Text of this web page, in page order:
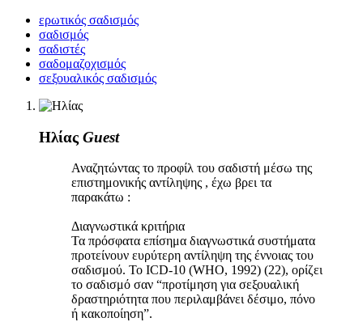
ερωτικός σαδισμός
σαδισμός
σαδιστές
σαδομαζοχισμός
σεξουαλικός σαδισμός
Ηλίας Guest
Αναζητώντας το προφίλ του σαδιστή μέσω της
επιστημονικής αντίληψης , έχω βρει τα
παρακάτω :
Διαγνωστικά κριτήρια
Τα πρόσφατα επίσημα διαγνωστικά συστήματα
προτείνουν ευρύτερη αντίληψη της έννοιας του
σαδισμού. Το ICD-10 (WHO, 1992) (22), ορίζει
το σαδισμό σαν “προτίμηση για σεξουαλική
δραστηριότητα που περιλαμβάνει δέσιμο, πόνο
ή κακοποίηση”.